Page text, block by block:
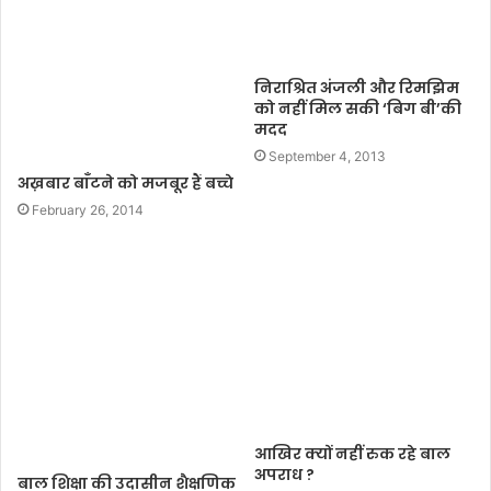
अख़बार बाँटने को मजबूर हैं बच्चे
February 26, 2014
निराश्रित अंजली और रिमझिम
को नहीं मिल सकी ‘बिग बी’की
मदद
September 4, 2013
बाल शिक्षा की उदासीन शैक्षणिक
आखिर क्यों नहीं रुक रहे बाल
अपराध ?